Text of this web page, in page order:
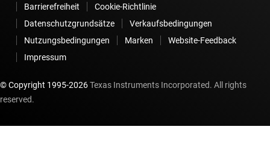
Barrierefreiheit
Cookie-Richtlinie
Datenschutzgrundsätze
Verkaufsbedingungen
Nutzungsbedingungen
Marken
Website-Feedback
Impressum
© Copyright 1995-2026Texas Instruments Incorporated. All rights
reserved.